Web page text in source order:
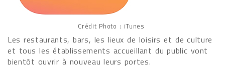
Crédit Photo : iTunes
Les restaurants, bars, les lieux de loisirs et de culture
et tous les établissements accueillant du public vont
bientôt ouvrir à nouveau leurs portes.